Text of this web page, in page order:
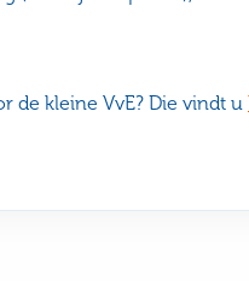
de kleine VvE? Die vindt u